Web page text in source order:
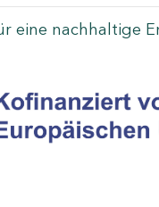
eine nachhaltige